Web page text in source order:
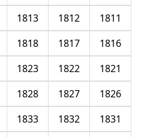
1811
1812
1813
1816
1817
1818
1821
1822
1823
1826
1827
1828
1831
1832
1833